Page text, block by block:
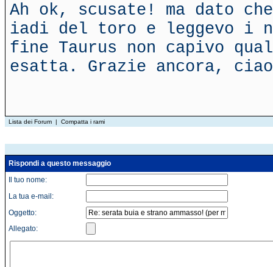
Ah ok, scusate! ma dato
iadi del toro e leggevo i
fine Taurus non capivo
esatta. Grazie ancora,
Lista dei Forum | Compatta i rami
Rispondi a questo messaggio
Il tuo nome:
La tua e-mail:
Oggetto:
Allegato: